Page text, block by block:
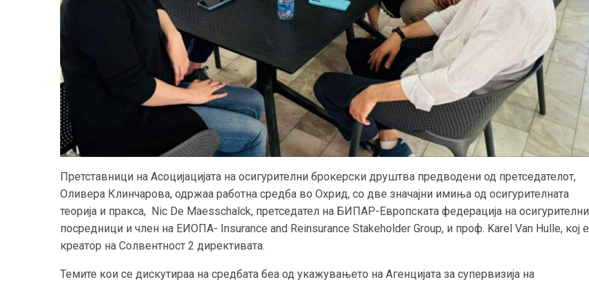
Претставници на Асоцијацијата на осигурителни брокерски друштва предводени од претседателот,
Оливера Клинчарова, одржаa работна средба во Охрид, со две значајни имиња од осигурителната
теорија и пракса, Nic De Мaesschalck, претседател на БИПАР-Европската федерација на осигурителни
посредници и член на ЕИОПА- Insurance and Reinsurance Stakeholder Group, и проф. Karel Van Hulle, кој е
креатор на Солвентност 2 директивата.
Темите кои се дискутираа на средбата беа од укажувањето на Агенцијата за супервизија на